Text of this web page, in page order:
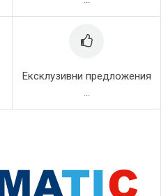
Ексклузивни предложения